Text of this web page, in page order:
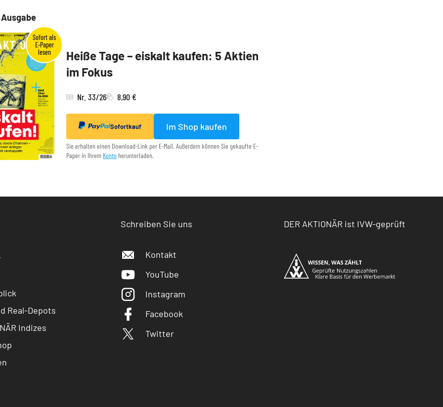
Heiße Tage – eiskalt kaufen: 5 Aktien
im Fokus
Nr. 33/26 8,90 €
Sofortkauf Im Shop kaufen
Sie erhalten einen Download-Link per E-Mail. Außerdem können Sie gekaufte E-
Paper in Ihrem Konto herunterladen.
Real-Depots
Indizes
Schreiben Sie uns
Kontakt
YouTube
Instagram
Facebook
Twitter
DER AKTIONÄR ist IVW-geprüft